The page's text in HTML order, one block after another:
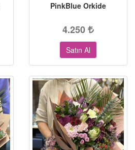
PinkBlue Orkide
4.250
Satın Al